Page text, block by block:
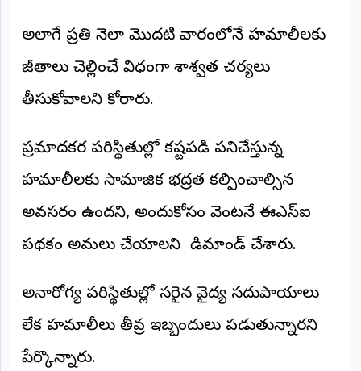
అలాగే ప్రతి నెలా మొదటి వారంలోనే హమాలీలకు
జీతాలు చెల్లించే విధంగా శాశ్వత చర్యలు
తీసుకోవాలని కోరారు.
ప్రమాదకర పరిస్థితుల్లో కష్టపడి పనిచేస్తున్న
హమాలీలకు సామాజిక భద్రత కల్పించాల్సిన
అవసరం ఉందని, అందుకోసం వెంటనే ఈఎస్ఐ
పథకం అమలు చేయాలని డిమాండ్ చేశారు.
అనారోగ్య పరిస్థితుల్లో సరైన వైద్య సదుపాయాలు
లేక హమాలీలు తీవ్ర ఇబ్బందులు పడుతున్నారని
పేర్కొన్నారు.